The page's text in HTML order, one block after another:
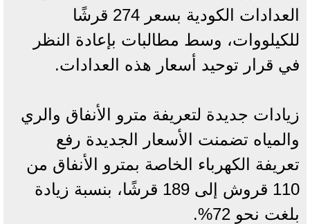
العدادات الكودية بسعر 274 قرشًا
للكيلووات، وسط مطالبات بإعادة النظر
في قرار توحيد أسعار هذه العدادات.
زيادات جديدة لتعريفة مترو الأنفاق والري
والمياه تضمنت الأسعار الجديدة رفع
تعريفة الكهرباء الخاصة بمترو الأنفاق من
110 قروش إلى 189 قرشًا، بنسبة زيادة
بلغت نحو 72%.